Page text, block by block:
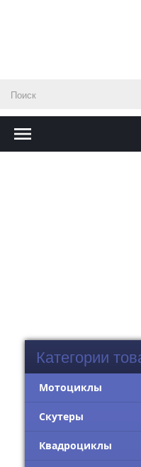
Категории
Мотоциклы
Скутеры
Квадроциклы